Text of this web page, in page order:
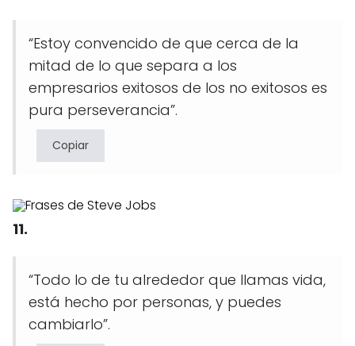
“Estoy convencido de que cerca de la
mitad de lo que separa a los
empresarios exitosos de los no exitosos es
pura perseverancia”.
Copiar
11.
“Todo lo de tu alrededor que llamas vida,
está hecho por personas, y puedes
cambiarlo”.